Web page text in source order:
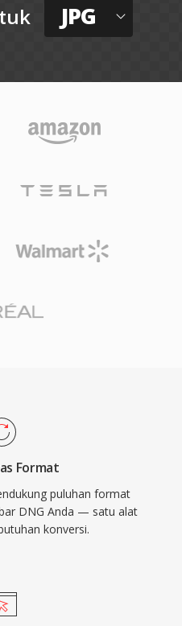
JPG
Format
puluhan format
DNG Anda — satu alat
konversi.